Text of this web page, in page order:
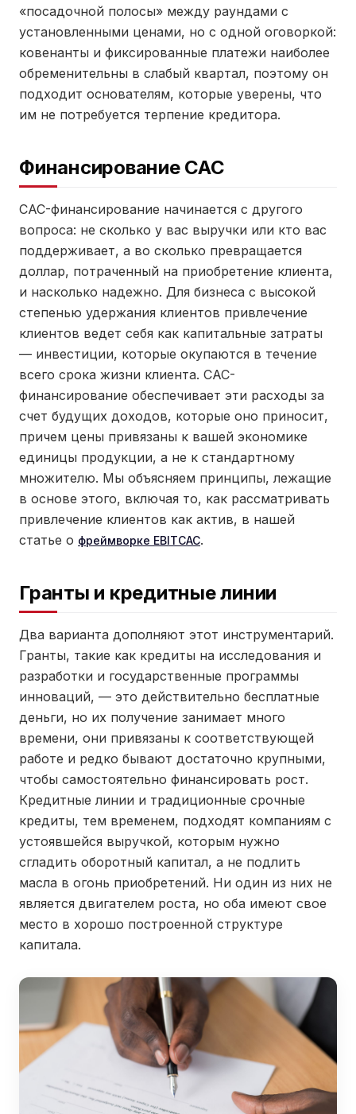
«посадочной полосы» между раундами с
установленными ценами, но с одной оговоркой:
ковенанты и фиксированные платежи наиболее
обременительны в слабый квартал, поэтому он
подходит основателям, которые уверены, что
им не потребуется терпение кредитора.
Финансирование CAC
CAC-финансирование начинается с другого
вопроса: не сколько у вас выручки или кто вас
поддерживает, а во сколько превращается
доллар, потраченный на приобретение клиента,
и насколько надежно. Для бизнеса с высокой
степенью удержания клиентов привлечение
клиентов ведет себя как капитальные затраты
— инвестиции, которые окупаются в течение
всего срока жизни клиента. CAC-
финансирование обеспечивает эти расходы за
счет будущих доходов, которые оно приносит,
причем цены привязаны к вашей экономике
единицы продукции, а не к стандартному
множителю. Мы объясняем принципы, лежащие
в основе этого, включая то, как рассматривать
привлечение клиентов как актив, в нашей
статье о фреймворке EBITCAC.
Гранты и кредитные линии
Два варианта дополняют этот инструментарий.
Гранты, такие как кредиты на исследования и
разработки и государственные программы
инноваций, — это действительно бесплатные
деньги, но их получение занимает много
времени, они привязаны к соответствующей
работе и редко бывают достаточно крупными,
чтобы самостоятельно финансировать рост.
Кредитные линии и традиционные срочные
кредиты, тем временем, подходят компаниям с
устоявшейся выручкой, которым нужно
сгладить оборотный капитал, а не подлить
масла в огонь приобретений. Ни один из них не
является двигателем роста, но оба имеют свое
место в хорошо построенной структуре
капитала.